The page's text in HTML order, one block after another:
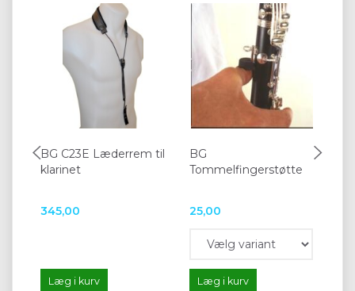
BG C23E Læderrem til
klarinet
345,00
Læg i kurv
BG
Tommelfingerstøtte
25,00
Læg i kurv